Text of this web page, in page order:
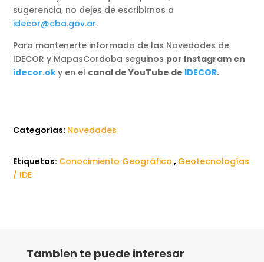
sugerencia, no dejes de escribirnos a
idecor@cba.gov.ar.
Para mantenerte informado de las Novedades de
IDECOR y MapasCordoba seguinos por Instagram en
idecor.oky en el canal de YouTube de IDECOR.
Categorías: Novedades
Etiquetas: Conocimiento Geográfico , Geotecnologías
/ IDE
Tambien te puede interesar